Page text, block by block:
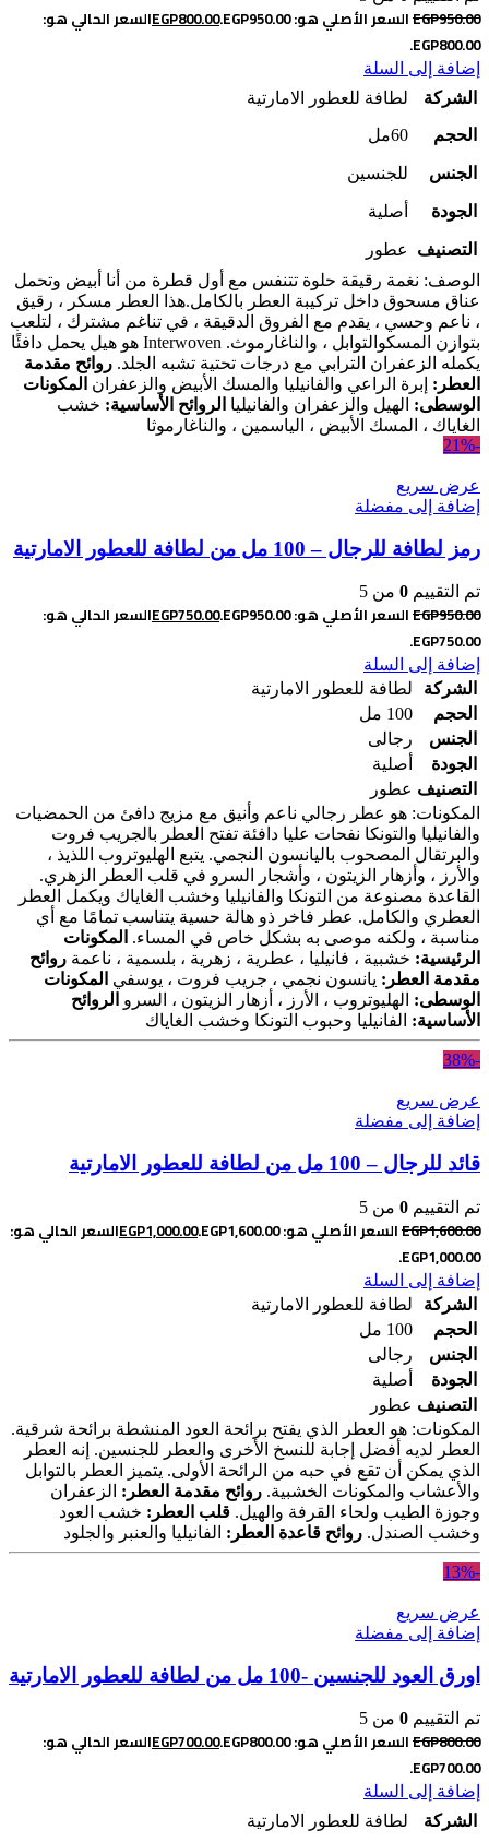
EGP950.00 السعر الأصلي هو: EGP950.00. EGP800.00
السعر الحالي هو:
EGP800.00.
إضافة إلى السلة
الشركة
لطافة للعطور الامارتية
الحجم
60مل
الجنس للجنسين
الجودة أصلية
التصنيف
عطور
الوصف: نغمة رقيقة حلوة تتنفس مع أول قطرة من أنا أبيض وتحمل
عناق مسحوق داخل تركيبة العطر بالكامل.هذا العطر مسكر ، رقيق
، ناعم وحسي ، يقدم مع الفروق الدقيقة ، في تناغم مشترك ، لتلعب
بتوازن المسك
والتوابل ، والناغارموث. Interwoven هو هيل يحمل دافئًا
يكمله الزعفران الترابي مع درجات تحتية تشبه الجلد. روائح مقدمة
العطر: إبرة الراعي والفانيليا والمسك الأبيض والزعفران المكونات
الوسطى: الهيل والزعفران والفانيليا الروائح الأساسية: خشب
الغاياك ، المسك الأبيض ، الياسمين ، والناغارموثا
-21%
عرض سريع
إضافة إلى مفضلة
رمز لطافة للرجال – 100 مل من لطافة للعطور الامارتية
تم التقييم 0 من 5
EGP950.00 السعر الأصلي هو: EGP950.00. EGP750.00
السعر الحالي هو:
EGP750.00.
إضافة إلى السلة
الشركة
لطافة للعطور الامارتية
الحجم
100 مل
الجنس
رجالى
الجودة
أصلية
التصنيف عطور
المكونات: هو عطر رجالي ناعم وأنيق مع مزيج دافئ من الحمضيات
والفانيليا والتونكا نفحات عليا دافئة تفتح العطر بالجريب فروت
والبرتقال المصحوب باليانسون النجمي. يتبع الهليوتروب اللذيذ ،
والأرز ، وأزهار الزيتون ، وأشجار السرو في قلب العطر الزهري.
القاعدة مصنوعة من التونكا والفانيليا وخشب الغاياك ويكمل العطر
العطري والكامل. عطر فاخر ذو هالة حسية يتناسب تمامًا مع أي
مناسبة ، ولكنه موصى به بشكل خاص في المساء. المكونات
الرئيسية: خشبية ، فانيليا ، عطرية ، زهرية ، بلسمية ، ناعمة روائح
مقدمة العطر: يانسون نجمي ، جريب فروت ، يوسفي المكونات
الوسطى: الهليوتروب ، الأرز ، أزهار الزيتون ، السرو الروائح
الأساسية: الفانيليا وحبوب التونكا وخشب الغاياك
-38%
عرض سريع
إضافة إلى مفضلة
قائد للرجال – 100 مل من لطافة للعطور الامارتية
تم التقييم 0 من 5
EGP1,600.00 السعر الأصلي هو: EGP1,600.00. EGP1,000.00
السعر الحالي هو:
EGP1,000.00.
إضافة إلى السلة
الشركة
لطافة للعطور الامارتية
الحجم
100 مل
الجنس
رجالى
الجودة
أصلية
التصنيف عطور
المكونات: هو العطر الذي يفتح برائحة العود المنشطة برائحة شرقية.
العطر لديه أفضل إجابة للنسخ الأخرى والعطر للجنسين. إنه العطر
الذي يمكن أن تقع في حبه من الرائحة الأولى. يتميز العطر بالتوابل
والأعشاب والمكونات الخشبية. روائح مقدمة العطر: الزعفران
وجوزة الطيب ولحاء القرفة والهيل. قلب العطر: خشب العود
وخشب الصندل. روائح قاعدة العطر: الفانيليا والعنبر والجلود
-13%
عرض سريع
إضافة إلى مفضلة
اورق العود للجنسين -100 مل من لطافة للعطور الامارتية
تم التقييم 0 من 5
EGP800.00 السعر الأصلي هو: EGP800.00. EGP700.00
السعر الحالي هو:
EGP700.00.
إضافة إلى السلة
الشركة
لطافة للعطور الامارتية